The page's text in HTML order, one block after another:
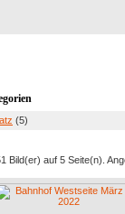
(5)
Bild(er) auf 5 Seite(n).